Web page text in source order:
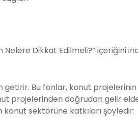
Dikkat Edilmeli?” içeriğini
Bu fonlar, konut projelerinin
projelerinden doğrudan gelir
konut sektörüne katkıları şöyledir: